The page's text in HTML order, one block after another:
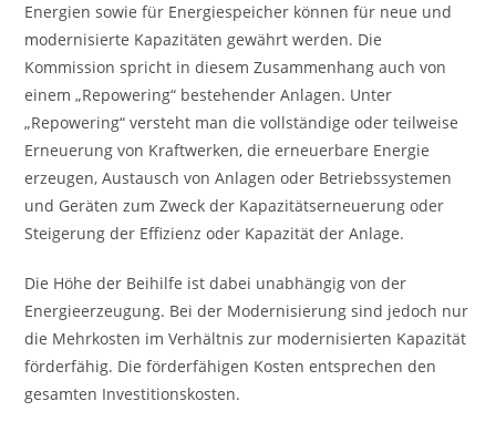
Energien sowie für Energiespeicher können für neue und
modernisierte Kapazitäten gewährt werden. Die
Kommission spricht in diesem Zusammenhang auch von
einem „Repowering“ bestehender Anlagen. Unter
„Repowering“ versteht man die vollständige oder teilweise
Erneuerung von Kraftwerken, die erneuerbare Energie
erzeugen, Austausch von Anlagen oder Betriebssystemen
und Geräten zum Zweck der Kapazitätserneuerung oder
Steigerung der Effizienz oder Kapazität der Anlage.
Die Höhe der Beihilfe ist dabei unabhängig von der
Energieerzeugung. Bei der Modernisierung sind jedoch nur
die Mehrkosten im Verhältnis zur modernisierten Kapazität
förderfähig. Die förderfähigen Kosten entsprechen den
gesamten Investitionskosten.